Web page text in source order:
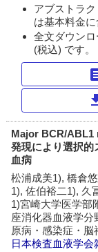
アブストラ
は基本料金に
全文ダウン
(税込) です。
Major BCR/ABL1
発現により選択的
血病
松浦成美1), 橋倉
1), 佐伯裕二1), 久
1)宮崎大学医学部
座消化器血液学
原病・感染症・脳
日本検査血液学会